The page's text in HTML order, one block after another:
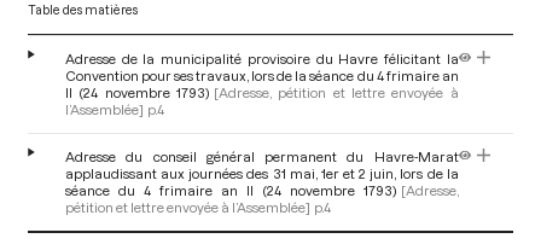
Table des matières
Adresse de la municipalité provisoire du Havre félicitant la
Convention pour ses travaux, lors de la séance du 4 frimaire an
II (24 novembre 1793) [Adresse, pétition et lettre envoyée à
l’Assemblée] p.4
Adresse du conseil général permanent du Havre-Marat
applaudissant aux journées des 31 mai, 1er et 2 juin, lors de la
séance du 4 frimaire an II (24 novembre 1793) [Adresse,
pétition et lettre envoyée à l’Assemblée] p.4